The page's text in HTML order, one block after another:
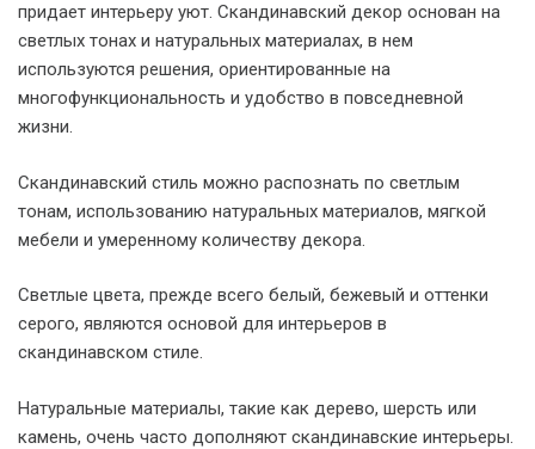
придает интерьеру уют. Скандинавский декор основан на
светлых тонах и натуральных материалах, в нем
используются решения, ориентированные на
многофункциональность и удобство в повседневной
жизни.
Скандинавский стиль можно распознать по светлым
тонам, использованию натуральных материалов, мягкой
мебели и умеренному количеству декора.
Светлые цвета, прежде всего белый, бежевый и оттенки
серого, являются основой для интерьеров в
скандинавском стиле.
Натуральные материалы, такие как дерево, шерсть или
камень, очень часто дополняют скандинавские интерьеры.